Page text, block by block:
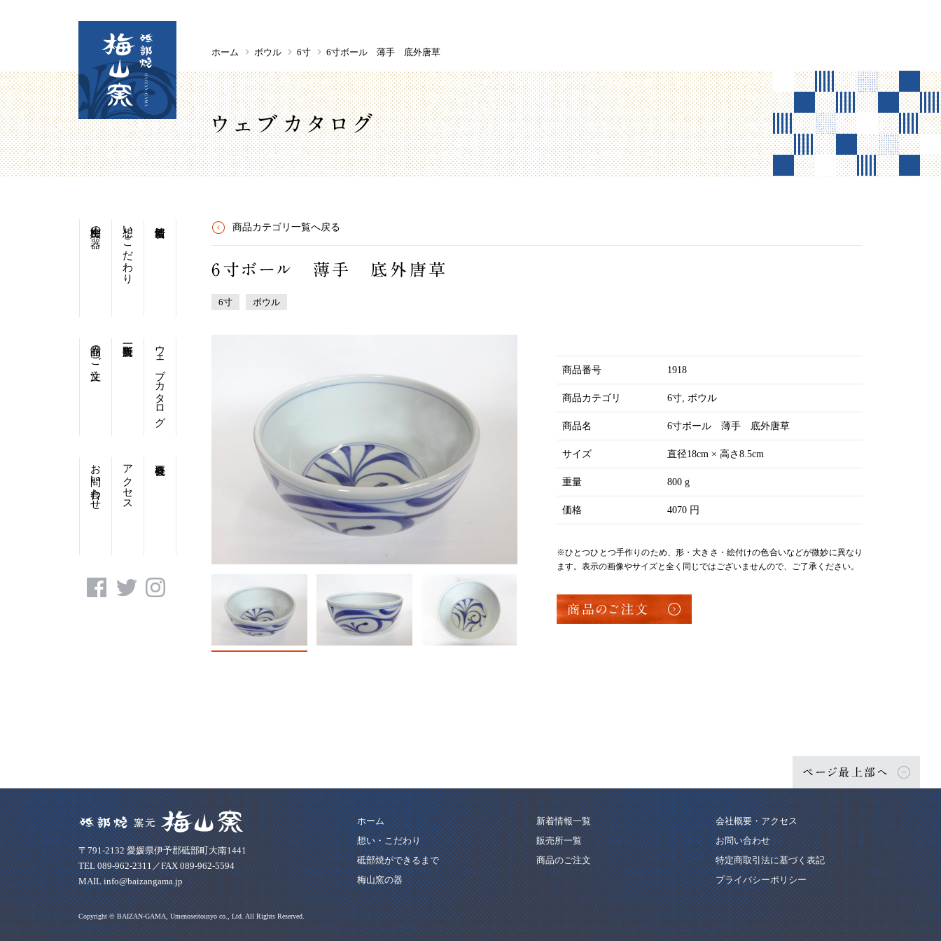
ホーム ボウル 6寸 6寸ボール 薄手 底外唐草
ウェブカタログ
想い・こだわり
梅山窯の器
ウェブカタログ
商品のご注文
アクセス
お問い合わせ
商品カテゴリ一覧へ戻る
6寸ボール 薄手 底外唐草
6寸 ボウル
商品番号 1918
商品カテゴリ 6寸 ボウル
商品名 6寸ボール 薄手 底外唐草
サイズ 直径18cm × 高さ8.5cm
重量 800 g
価格 4070 円
※ひとつひとつ手作りのため、形・大きさ・絵付けの色合いなどが微妙に異なり
ます。表示の画像やサイズと全く同じではございませんので、ご了承ください。
商品のご注文
ページ最上部へ
〒791-2132 愛媛県伊予郡砥部町大南1441
TEL 089-962-2311／FAX 089-962-5594
MAIL info@baizangama.jp
ホーム
想い・こだわり
砥部焼ができるまで
梅山窯の器
新着情報一覧
販売所一覧
商品のご注文
会社概要・アクセス
お問い合わせ
特定商取引法に基づく表記
プライバシーポリシー
Copyright © BAIZAN-GAMA, Umenoseitousyo co., Ltd. All Rights Reserved.